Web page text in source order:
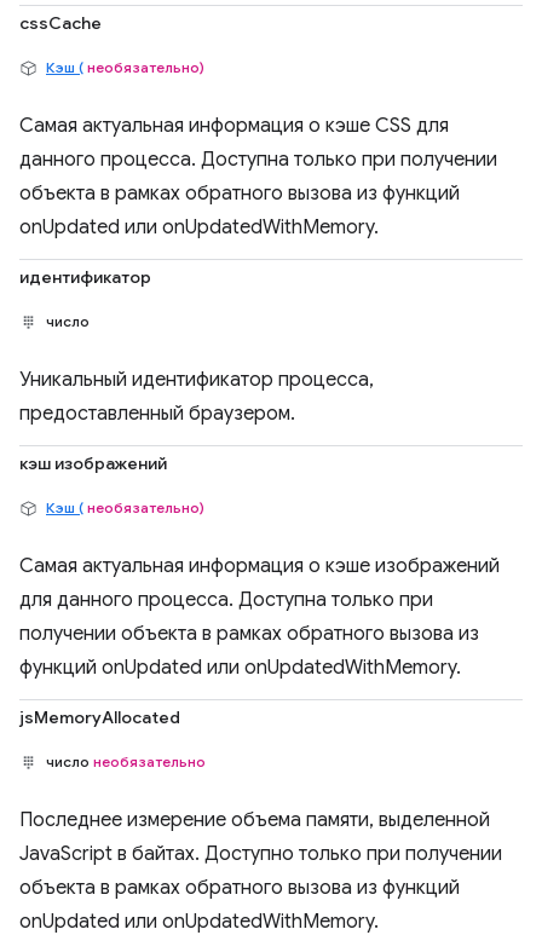
cssCache
Кэш ( необязательно)
Самая актуальная информация о кэше CSS для
данного процесса. Доступна только при получении
объекта в рамках обратного вызова из функций
onUpdated или onUpdatedWithMemory.
идентификатор
число
Уникальный идентификатор процесса,
предоставленный браузером.
кэш изображений
Кэш ( необязательно)
Самая актуальная информация о кэше изображений
для данного процесса. Доступна только при
получении объекта в рамках обратного вызова из
функций onUpdated или onUpdatedWithMemory.
jsMemoryAllocated
число необязательно
Последнее измерение объема памяти, выделенной
JavaScript в байтах. Доступно только при получении
объекта в рамках обратного вызова из функций
onUpdated или onUpdatedWithMemory.